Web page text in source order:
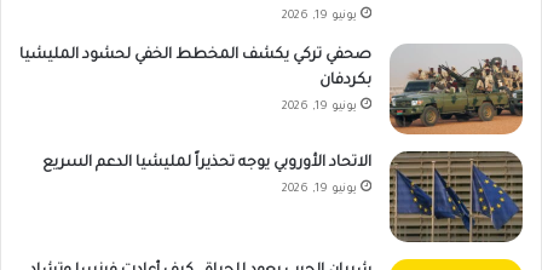
يونيو 19, 2026
صحفي تركي يكشف المخطط الخفي لحشود المليشيا
بكردفان
يونيو 19, 2026
الاتحاد الأوروبي يوجه تحذيراً لمليشيا الدعم السريع
يونيو 19, 2026